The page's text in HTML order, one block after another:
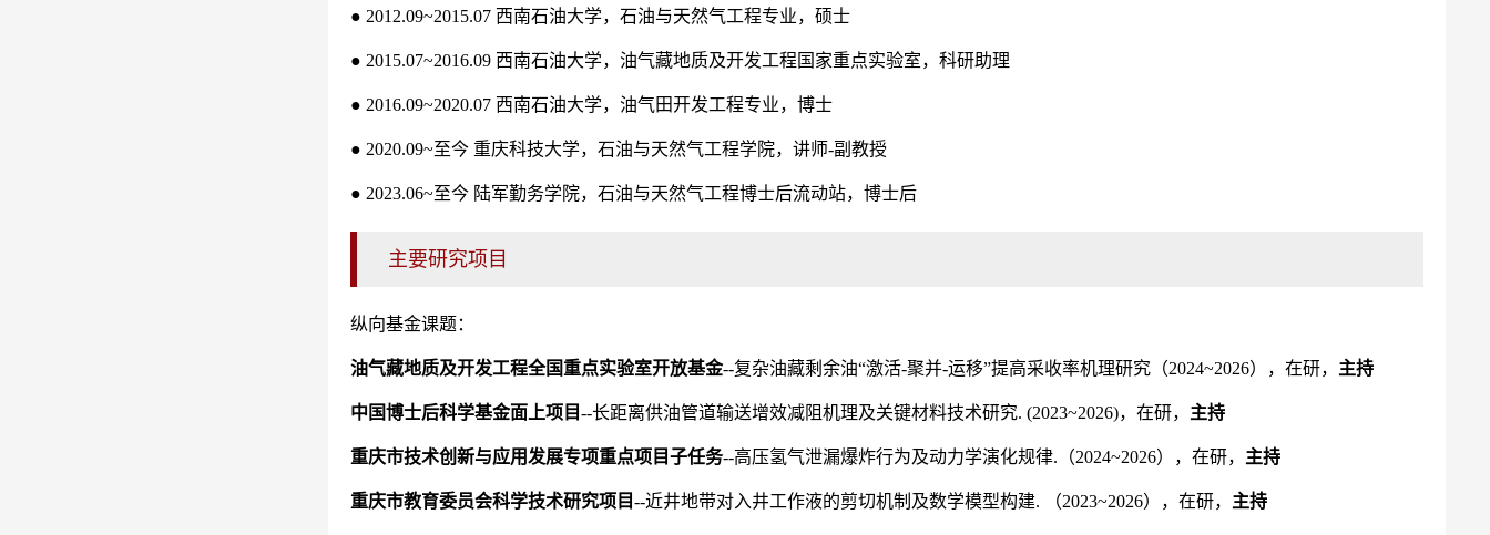
● 2012.09~2015.07 西南石油大学，石油与天然气工程专业，硕士
● 2015.07~2016.09 西南石油大学，油气藏地质及开发工程国家重点实验室，科研助理
● 2016.09~2020.07 西南石油大学，油气田开发工程专业，博士
● 2020.09~至今 重庆科技大学，石油与天然气工程学院，讲师-副教授
● 2023.06~至今 陆军勤务学院，石油与天然气工程博士后流动站，博士后
主要研究项目
纵向基金课题：
油气藏地质及开发工程全国重点实验室开放基金--复杂油藏剩余油“激活-聚并-运移”提高采收率机理研究（2024~2026），在研， 主持
中国博士后科学基金面上项目--长距离供油管道输送增效减阻机理及关键材料技术研究. (2023~2026)，在研， 主持
重庆市技术创新与应用发展专项重点项目子任务--高压氢气泄漏爆炸行为及动力学演化规律.（2024~2026），在研， 主持
重庆市教育委员会科学技术研究项目--近井地带对入井工作液的剪切机制及数学模型构建. （2023~2026），在研， 主持